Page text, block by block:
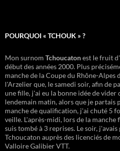
POURQUOI « TCHOUK » ?
Mon surnom Tchoucatonest le fruit
début des années 2000. Plus
manche de la Coupe du Rhône-Alpes
l'Arzelier que, le samedi soir, afin de
une fille, j'ai eu la bonne idée de vider
lendemain matin, alors que je partais
manche de qualification, j'ai chuté 5
veille. L'après-midi, lors de la manche
suis tombé à 3 reprises. Le soir,
Tchoucaton auprès des licenciés de
Valloire Galibier VTT.